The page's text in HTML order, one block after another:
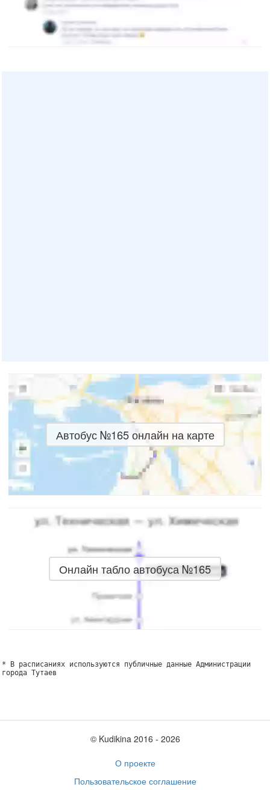
Автобус №165 онлайн на карте
Онлайн табло автобуса №165
* В расписаниях используются публичные данные Администрации
города Тутаев
© Kudikina 2016 ‐ 2026
О проекте
Пользовательское соглашение